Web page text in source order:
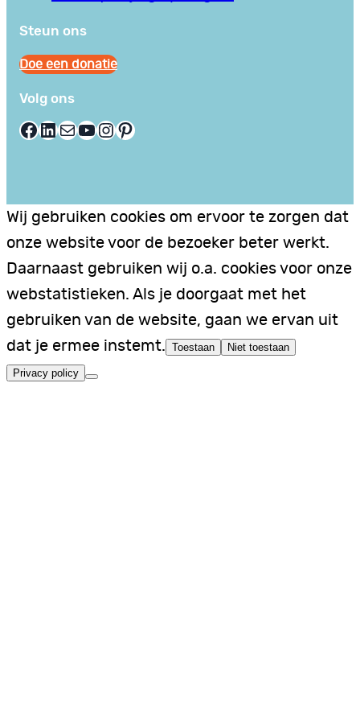
Steun ons
Doe een donatie
Volg ons
Facebook LinkedIn E-mail YouTube InstagramPinterest
Wij gebruiken cookies om ervoor te zorgen dat
onze website voor de bezoeker beter werkt.
Daarnaast gebruiken wij o.a. cookies voor onze
webstatistieken. Als je doorgaat met het
gebruiken van de website, gaan we ervan uit
dat je ermee instemt. Toestaan Niet toestaan
Privacy policy